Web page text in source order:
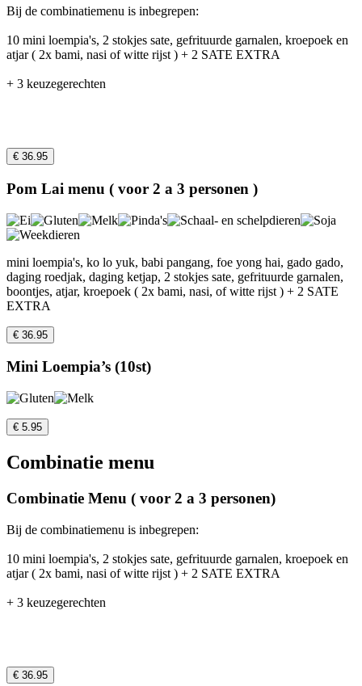
Bij de combinatiemenu is inbegrepen:
10 mini loempia's, 2 stokjes sate, gefrituurde garnalen, kroepoek en
atjar ( 2x bami, nasi of witte rijst ) + 2 SATE EXTRA
+ 3 keuzegerechten
€ 36.95
Pom Lai menu ( voor 2 a 3 personen )
mini loempia's, ko lo yuk, babi pangang, foe yong hai, gado gado,
daging roedjak, daging ketjap, 2 stokjes sate, gefrituurde garnalen,
boontjes, atjar, kroepoek ( 2x bami, nasi, of witte rijst ) + 2 SATE
EXTRA
€ 36.95
Mini Loempia’s (10st)
€ 5.95
Combinatie menu
Combinatie Menu ( voor 2 a 3 personen)
Bij de combinatiemenu is inbegrepen:
10 mini loempia's, 2 stokjes sate, gefrituurde garnalen, kroepoek en
atjar ( 2x bami, nasi of witte rijst ) + 2 SATE EXTRA
+ 3 keuzegerechten
€ 36.95